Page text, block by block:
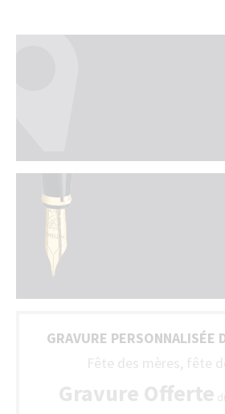
GRAVURE PERSONNALISÉE
Fête des mères, fête
Gravure Offerte